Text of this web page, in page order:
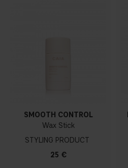
SMOOTH CONTROL
Wax Stick
STYLING PRODUCT
25 €